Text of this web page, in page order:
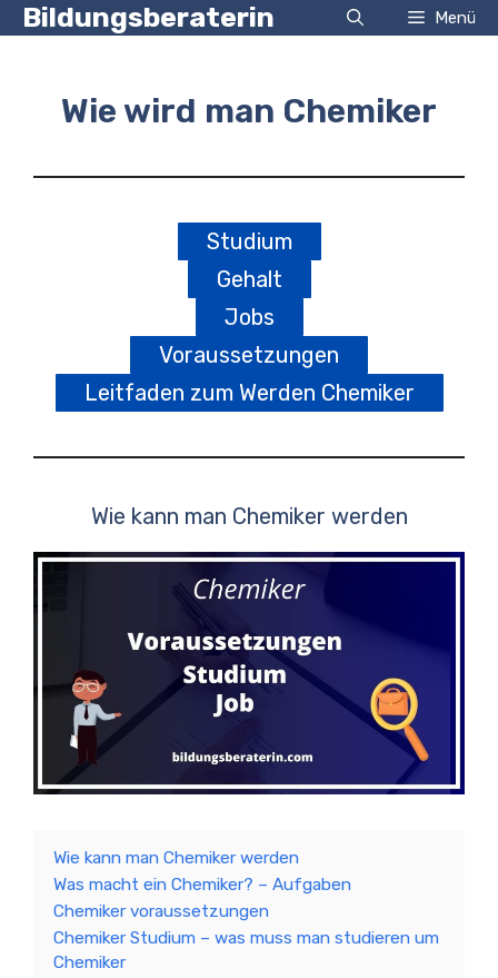
Zum
Inhalt
Bildungsberaterin Menü
Wie wird man Chemiker
Studium
Gehalt
Jobs
Voraussetzungen
Leitfaden zum Werden Chemiker
Wie kann man Chemiker werden
Wie kann man Chemiker werden
Was macht ein Chemiker? – Aufgaben
Chemiker voraussetzungen
Chemiker Studium – was muss man studieren um
Chemiker